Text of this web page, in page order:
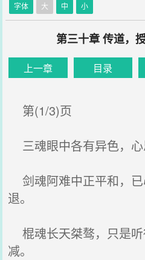
字体 大 中 小
第三十章 传道，
上一章 目录
第(1/3)页
三魂眼中各有异色，心
剑魂阿难中正平和，
退。
棍魂长天桀骜，只是
减。